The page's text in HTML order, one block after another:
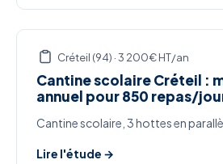
Créteil (94) · 3 200€ HT/an
Cantine scolaire Créteil :
annuel pour 850 repas/
Cantine scolaire, 3 hottes en
Lire l'étude →